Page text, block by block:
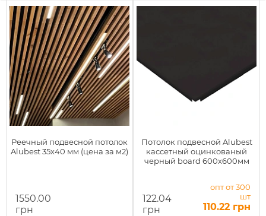
Реечный подвесной потолок
Alubest 35х40 мм (цена за м2)
1550.00
грн
Потолок подвесной Alubest
кассетный оцинкованый
черный board 600х600мм
122.04
грн
опт от 300
шт
110.22 грн